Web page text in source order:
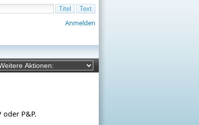
Anmelden
oder P&P.